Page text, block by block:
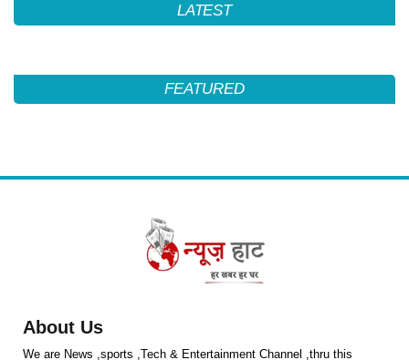
LATEST
FEATURED
About Us
We are News ,sports ,Tech & Entertainment Channel ,thru this